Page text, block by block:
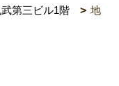
第三ビル1階
地